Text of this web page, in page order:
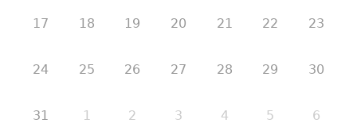
17 18 19 20 21 22 23
24 25 26 27 28 29 30
31 1 2 3 4 5 6